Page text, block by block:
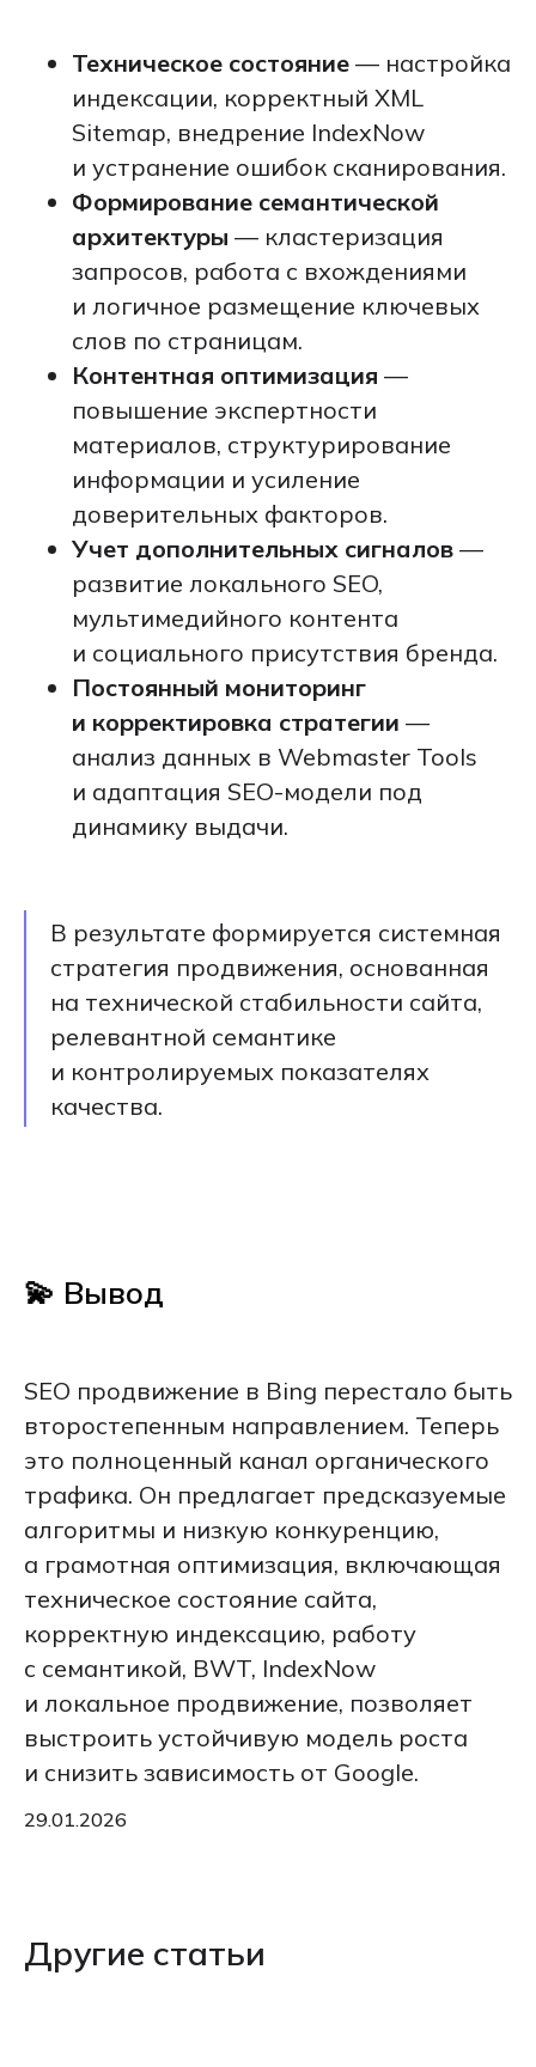
Техническое состояние — настройка
индексации, корректный XML
Sitemap, внедрение IndexNow
и устранение ошибок сканирования.
Формирование семантической
архитектуры — кластеризация
запросов, работа с вхождениями
и логичное размещение ключевых
слов по страницам.
Контентная оптимизация —
повышение экспертности
материалов, структурирование
информации и усиление
доверительных факторов.
Учет дополнительных сигналов —
развитие локального SEO,
мультимедийного контента
и социального присутствия бренда.
Постоянный мониторинг
и корректировка стратегии —
анализ данных в Webmaster Tools
и адаптация SEO-модели под
динамику выдачи.
В результате формируется системная
стратегия продвижения, основанная
на технической стабильности сайта,
релевантной семантике
и контролируемых показателях
качества.
💫 Вывод
SEO продвижение в Bing перестало быть
второстепенным направлением. Теперь
это полноценный канал органического
трафика. Он предлагает предсказуемые
алгоритмы и низкую конкуренцию,
а грамотная оптимизация, включающая
техническое состояние сайта,
корректную индексацию, работу
с семантикой, BWT, IndexNow
и локальное продвижение, позволяет
выстроить устойчивую модель роста
и снизить зависимость от Google.
29.01.2026
Другие статьи